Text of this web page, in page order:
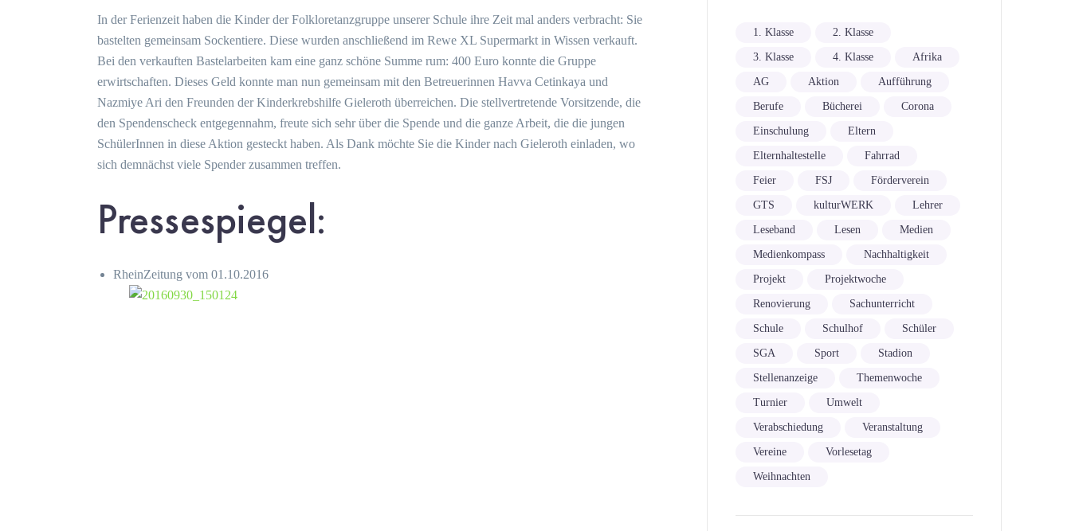
In der Ferienzeit haben die Kinder der Folkloretanzgruppe unserer Schule ihre Zeit mal anders verbracht: Sie
bastelten gemeinsam Sockentiere. Diese wurden anschließend im Rewe XL Supermarkt in Wissen verkauft.
Bei den verkauften Bastelarbeiten kam eine ganz schöne Summe rum: 400 Euro konnte die Gruppe
erwirtschaften. Dieses Geld konnte man nun gemeinsam mit den Betreuerinnen Havva Cetinkaya und
Nazmiye Ari den Freunden der Kinderkrebshilfe Gieleroth überreichen. Die stellvertretende Vorsitzende, die
den Spendenscheck entgegennahm, freute sich sehr über die Spende und die ganze Arbeit, die die jungen
SchülerInnen in diese Aktion gesteckt haben. Als Dank möchte Sie die Kinder nach Gieleroth einladen, wo
sich demnächst viele Spender zusammen treffen.
Pressespiegel:
RheinZeitung vom 01.10.2016
1. Klasse 2. Klasse
3. Klasse 4. Klasse Afrika
AG Aktion Aufführung
Berufe Bücherei Corona
Einschulung Eltern
Elternhaltestelle Fahrrad
Feier FSJ Förderverein
GTS kulturWERK Lehrer
Leseband Lesen Medien
Medienkompass Nachhaltigkeit
Projekt Projektwoche
Renovierung Sachunterricht
Schule Schulhof Schüler
SGA Sport Stadion
Stellenanzeige Themenwoche
Turnier Umwelt
Verabschiedung Veranstaltung
Vereine Vorlesetag
Weihnachten